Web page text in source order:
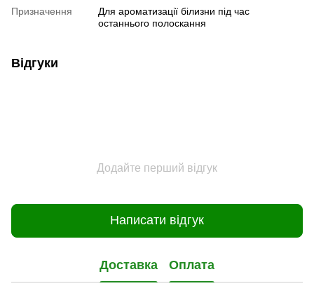
Призначення
Для ароматизації білизни під час
останнього полоскання
Відгуки
Додайте перший відгук
Написати відгук
Доставка Оплата